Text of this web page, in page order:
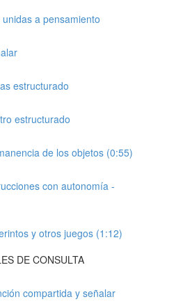
a pensamiento
estructurado
estructurado
de los objetos (0:55)
con autonomía -
y otros juegos (1:12)
DE CONSULTA
compartida y señalar